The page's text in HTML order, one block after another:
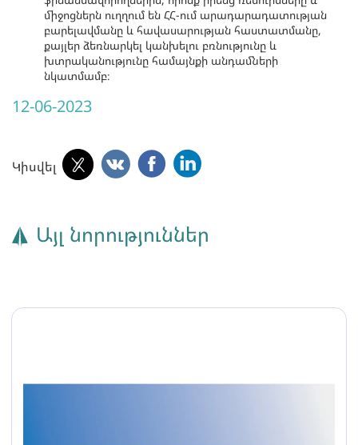
միջոցներն ուղղում են ՀՀ-ում արադարադատության
բարելավմանը և հավասարության հաստատմանը,
քայլեր ձեռնարկել կանխելու բռնությունը և
խտրականությունը համայնքի անդամների
նկատմամբ։
12-06-2023
Կիսվել
Այլ նորություններ